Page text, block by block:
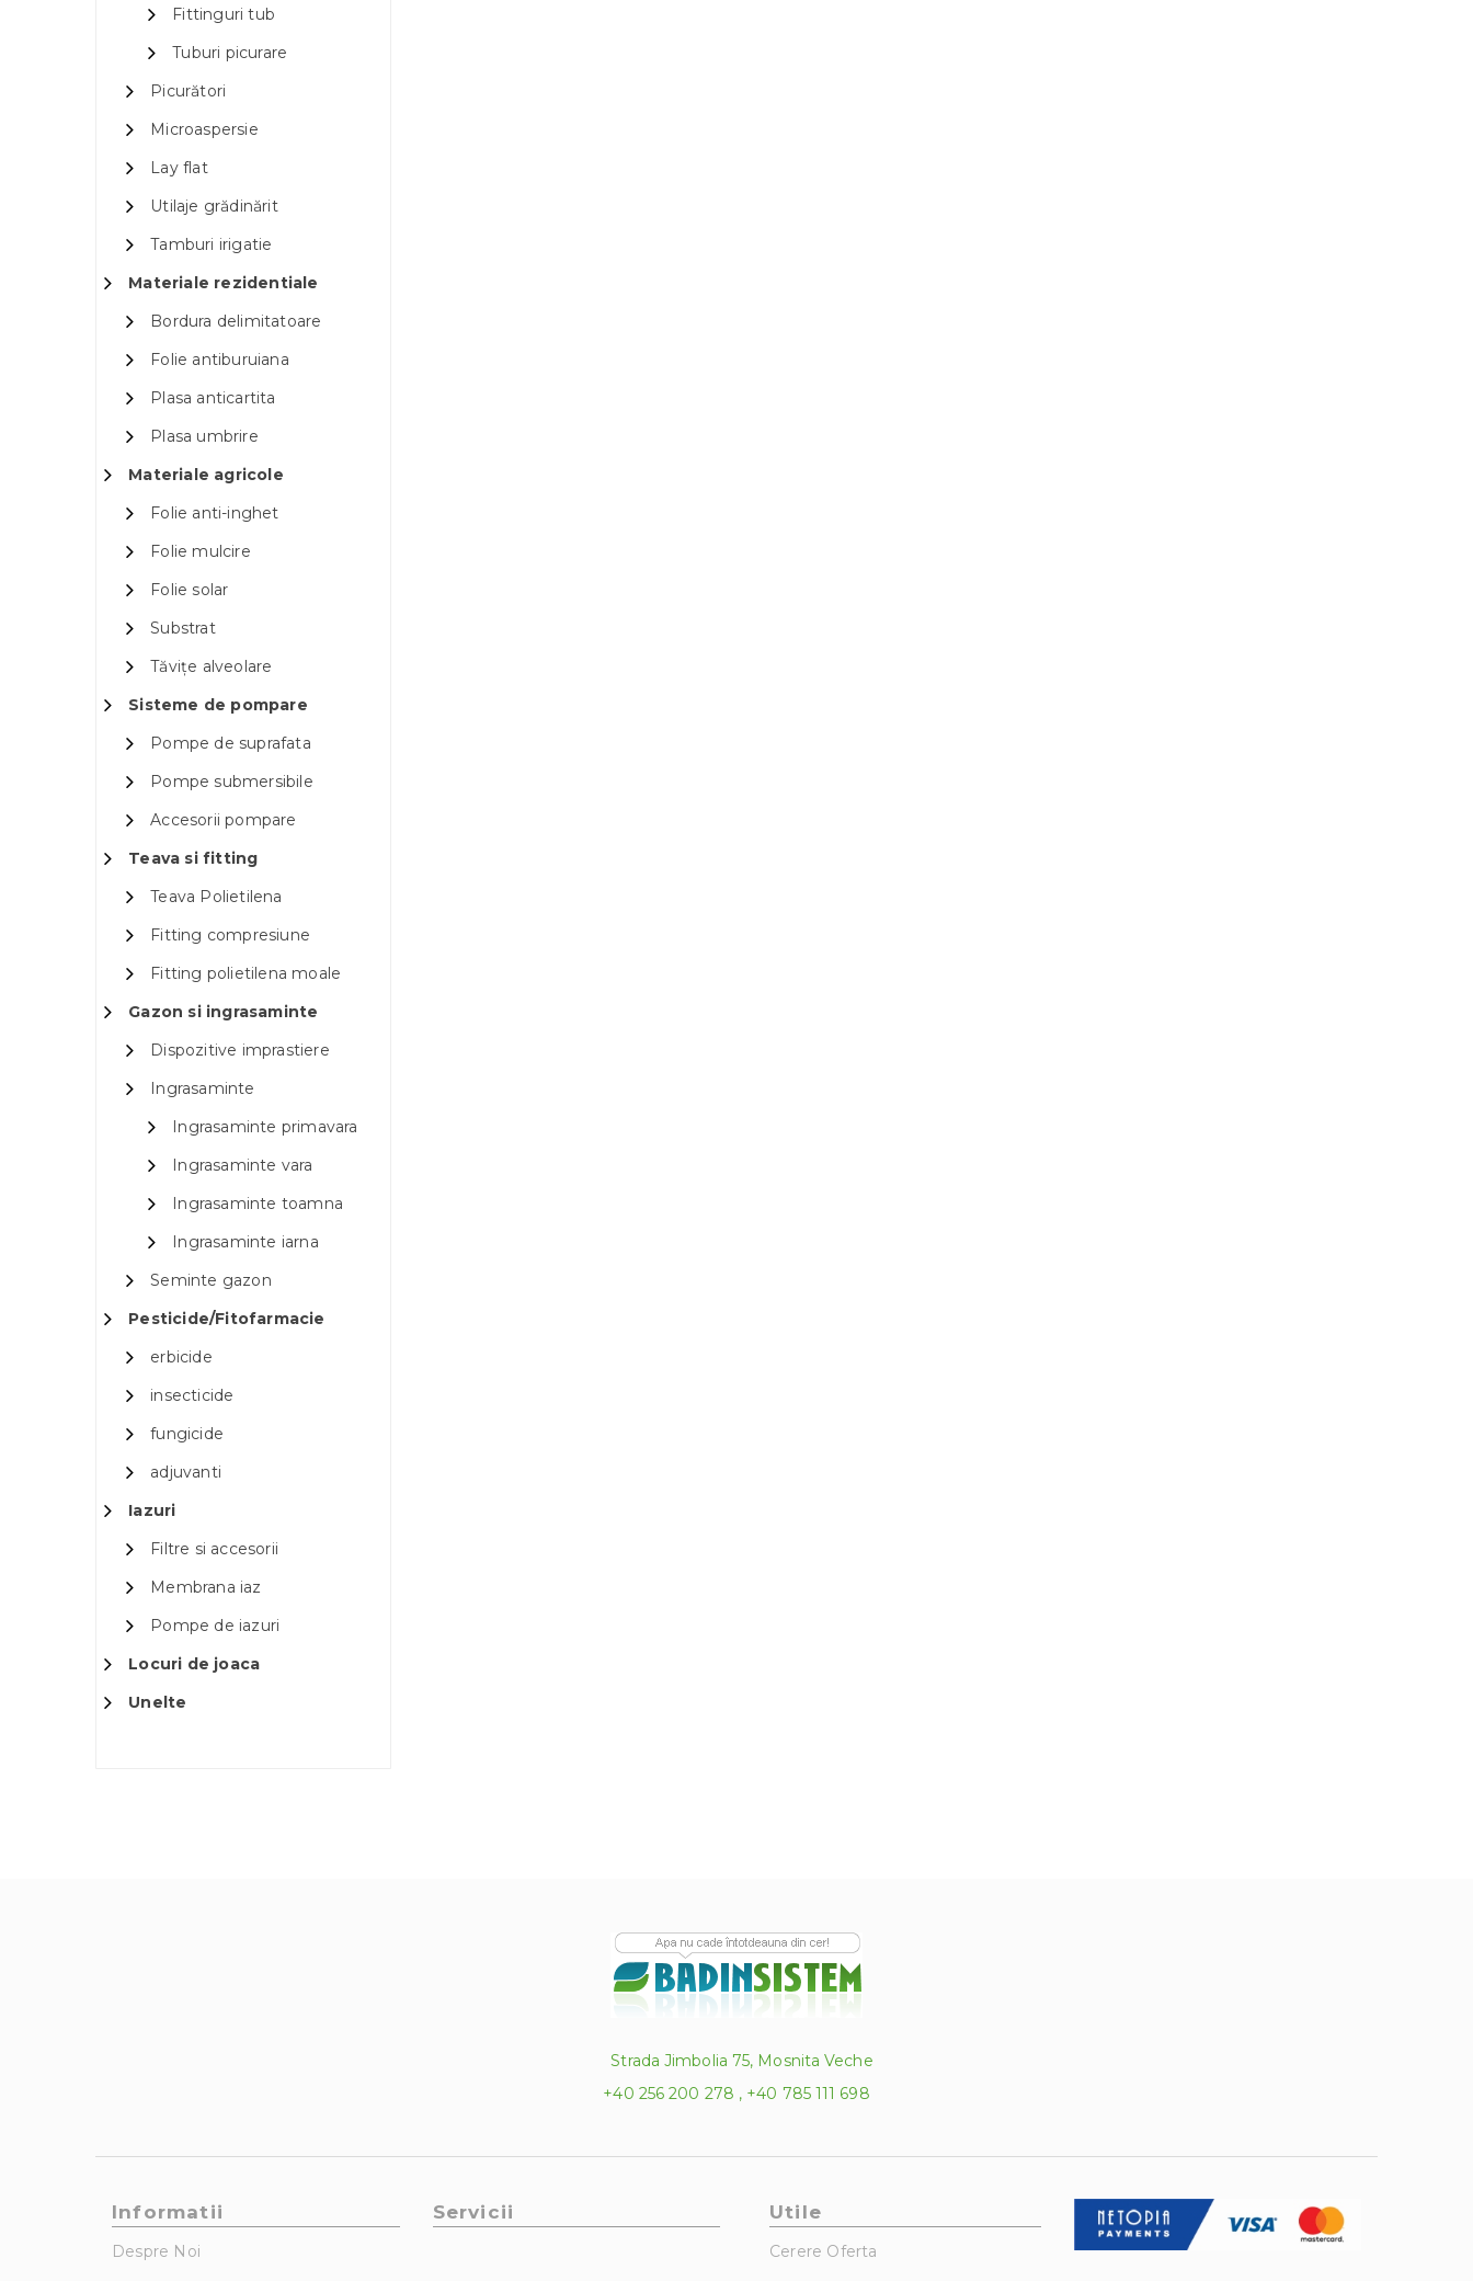
Fittinguri tub
Tuburi picurare
Picurători
Microaspersie
Lay flat
Utilaje grădinărit
Tamburi irigatie
Materiale rezidentiale
Bordura delimitatoare
Folie antiburuiana
Plasa anticartita
Plasa umbrire
Materiale agricole
Folie anti-inghet
Folie mulcire
Folie solar
Substrat
Tăvițe alveolare
Sisteme de pompare
Pompe de suprafata
Pompe submersibile
Accesorii pompare
Teava si fitting
Teava Polietilena
Fitting compresiune
Fitting polietilena moale
Gazon si ingrasaminte
Dispozitive imprastiere
Ingrasaminte
Ingrasaminte primavara
Ingrasaminte vara
Ingrasaminte toamna
Ingrasaminte iarna
Seminte gazon
Pesticide/Fitofarmacie
erbicide
insecticide
fungicide
adjuvanti
Iazuri
Filtre si accesorii
Membrana iaz
Pompe de iazuri
Locuri de joaca
Unelte
Strada Jimbolia 75, Mosnita Veche
+40 256 200 278 , +40 785 111 698
Informatii
Despre Noi
Servicii Utile
Cerere Oferta